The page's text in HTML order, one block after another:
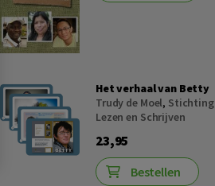
Het verhaal van Betty
Trudy de Moel, Stichting
Lezen en Schrijven
23,95
Bestellen